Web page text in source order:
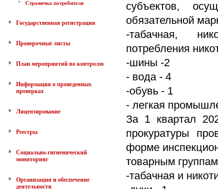
Страничка потребителя
Государственная регистрация
Проверочные листы
План мероприятий по контролю
Информация о проведенных
проверках
Лицензирование
Реестры
Социально-гигиенический
мониторинг
Организация и обеспечение
деятельности
субъектов,
обязательной
-табачная,
потребления
-шины -2
- вода - 4
-обувь - 1
- легкая
За 1 квартал
прокуратуры
форме
товарным
-табачная и